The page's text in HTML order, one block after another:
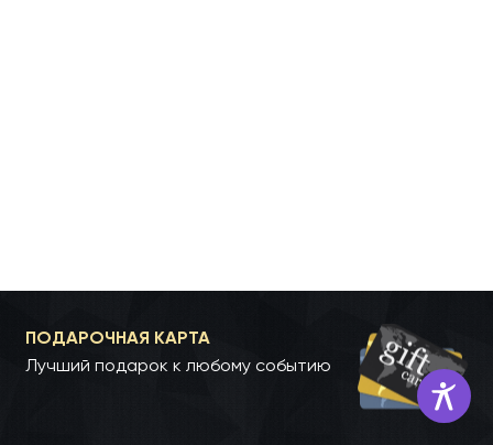
ПОДАРОЧНАЯ КАРТА
Лучший подарок к любому событию